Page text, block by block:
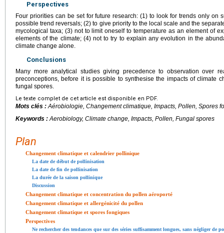
Perspectives
Four priorities can be set for future research: (1) to look for trends only on
possible trend reversals; (2) to give priority to the local scale and the
mycological taxa; (3) not to limit oneself to temperature as an element of
elements of the climate; (4) not to try to explain any evolution in the
climate change alone.
Conclusions
Many more analytical studies giving precedence to observation over
preconceptions, before it is possible to synthesise the impacts of climate
fungal spores.
Le texte complet de cet article est disponible en PDF.
Mots clés :Aérobiologie, Changement climatique, Impacts, Pollen, Spores
Keywords :Aerobiology, Climate change, Impacts, Pollen, Fungal spores
Plan
Changement climatique et calendrier pollinique
La date de début de pollinisation
La date de fin de pollinisation
La durée de la saison pollinique
Discussion
Changement climatique et concentration du pollen aéroporté
Changement climatique et allergénicité du pollen
Changement climatique et spores fongiques
Perspectives
Ne rechercher des tendances que sur des séries suffisamment longues, sans négliger de